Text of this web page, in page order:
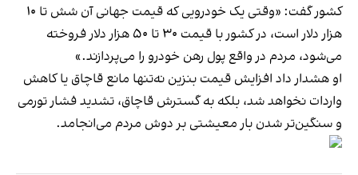
کشور گفت: «وقتی یک خودرویی که قیمت جهانی آن شش تا ۱۰
هزار دلار است، در کشور با قیمت ۳۰ تا ۵۰ هزار دلار فروخته
می‌شود، مردم در واقع پول رهن خودرو را می‌پردازند.»
او هشدار داد افزایش قیمت بنزین نه‌تنها مانع قاچاق یا کاهش
واردات نخواهد شد، بلکه به گسترش قاچاق، تشدید فشار تورمی
و سنگین‌تر شدن بار معیشتی بر دوش مردم می‌انجامد.